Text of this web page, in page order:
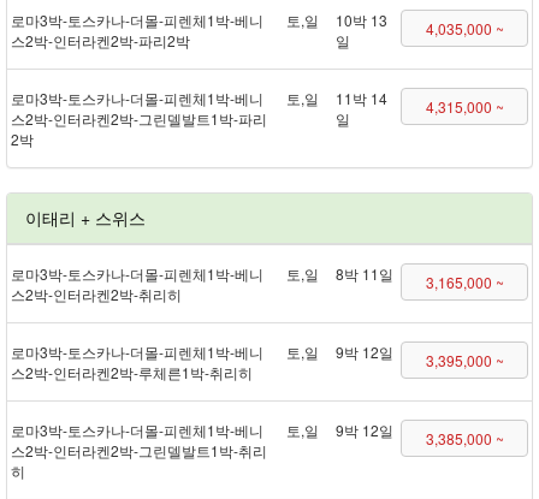
로마 3박 - 토스카나 - 더몰 - 피렌체 1박 - 베니
스 2박 - 인터라켄 2박 - 파리 2박
토,일
10박 13
일
4,035,000 ~
로마 3박 - 토스카나 - 더몰 - 피렌체 1박 - 베니
스 2박 - 인터라켄 2박 - 그린델발트 1박 - 파리
2박
토,일
11박 14
일
4,315,000 ~
이태리 + 스위스
로마 3박 - 토스카나 - 더몰 - 피렌체 1박 - 베니
스 2박 - 인터라켄 2박 - 취리히
토,일 8박 11일 3,165,000 ~
로마 3박 - 토스카나 - 더몰 - 피렌체 1박 - 베니
스 2박 - 인터라켄 2박 - 루체른 1박 - 취리히
토,일 9박 12일 3,395,000 ~
로마 3박 - 토스카나 - 더몰 - 피렌체 1박 - 베니
스 2박 - 인터라켄 2박 - 그린델발트 1박 - 취리
히
토,일 9박 12일 3,385,000 ~